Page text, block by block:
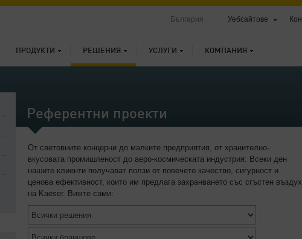
ПРОДУКТИ РЕШЕНИЯ УСЛУГИ КОМПАНИЯ
България Уебсайтове
Референтни проекти
От световните концерни до малките предприятия, от хранително-
вкусовата промишленост до аеро-космическата индустрия: Всеки ден
нашите клиенти получават ползи от повечето качество, сигурност и
ценова ефективност, които им предлага захранването със сгъстен въздух
на Kaeser. Вижте сами: